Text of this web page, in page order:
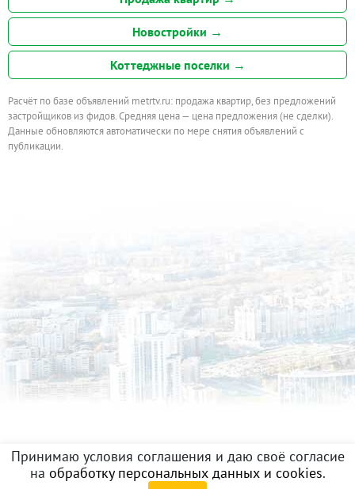
Новостройки →
Коттеджные поселки →
Расчёт по базе объявлений metrtv.ru: продажа квартир, без предложений
застройщиков из фидов. Средняя цена — цена предложения (не сделки).
Данные обновляются автоматически по мере снятия объявлений с
публикации.
Принимаю условия соглашения и даю своё согласие
на обработку персональных данных и cookies.